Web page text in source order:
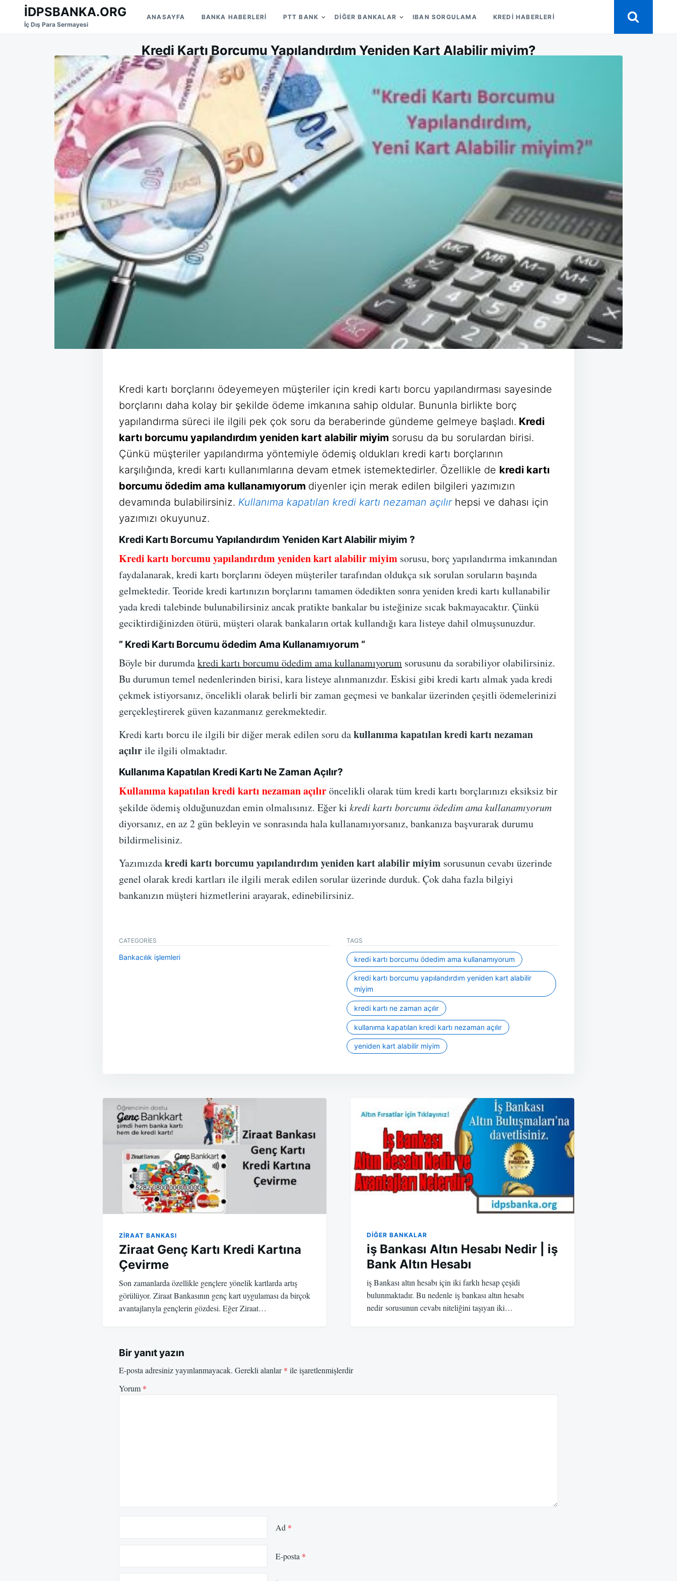
Search
for:
İDPSBANKA.ORG
İç Dış Para Sermayesi
ANASAYFA BANKA HABERLERI PTT BANK DIĞER BANKALAR IBAN SORGULAMA KREDI HABERLERI
Kredi Kartı Borcumu Yapılandırdım Yeniden Kart Alabilir miyim?
SELIN BIRCAN on 23/03/2017
BORCUMU
YAPILANDIRDIM
YENIDEN
KART
ALABILIR
MIYIM?
Kredi kartı borçlarını ödeyemeyen müşteriler için kredi kartı borcu yapılandırması sayesinde
borçlarını daha kolay bir şekilde ödeme imkanına sahip oldular. Bununla birlikte borç
yapılandırma süreci ile ilgili pek çok soru da beraberinde gündeme gelmeye başladı. Kredi
kartı borcumu yapılandırdım yeniden kart alabilir miyim sorusu da bu sorulardan birisi.
Çünkü müşteriler yapılandırma yöntemiyle ödemiş oldukları kredi kartı borçlarının
karşılığında, kredi kartı kullanımlarına devam etmek istemektedirler. Özellikle de kredi kartı
borcumu ödedim ama kullanamıyorum diyenler için merak edilen bilgileri yazımızın
devamında bulabilirsiniz. Kullanıma kapatılan kredi kartı nezaman açılırhepsi ve dahası için
yazımızı okuyunuz.
Kredi Kartı Borcumu Yapılandırdım Yeniden Kart Alabilir miyim ?
Kredi kartı borcumu yapılandırdım yeniden kart alabilir miyim sorusu, borç yapılandırma imkanından
faydalanarak, kredi kartı borçlarını ödeyen müşteriler tarafından oldukça sık sorulan soruların başında
gelmektedir. Teoride kredi kartınızın borçlarını tamamen ödedikten sonra yeniden kredi kartı kullanabilir
yada kredi talebinde bulunabilirsiniz ancak pratikte bankalar bu isteğinize sıcak bakmayacaktır. Çünkü
geciktirdiğinizden ötürü, müşteri olarak bankaların ortak kullandığı kara listeye dahil olmuşsunuzdur.
” Kredi Kartı Borcumu ödedim Ama Kullanamıyorum “
Böyle bir durumdakredi kartı borcumu ödedim ama kullanamıyorum sorusunu da sorabiliyor olabilirsiniz.
Bu durumun temel nedenlerinden birisi, kara listeye alınmanızdır. Eskisi gibi kredi kartı almak yada kredi
çekmek istiyorsanız, öncelikli olarak belirli bir zaman geçmesi ve bankalar üzerinden çeşitli ödemelerinizi
gerçekleştirerek güven kazanmanız gerekmektedir.
Kredi kartı borcu ile ilgili bir diğer merak edilen soru dakullanıma kapatılan kredi kartı nezaman
açılırile ilgili olmaktadır.
Kullanıma Kapatılan Kredi Kartı Ne Zaman Açılır?
Kullanıma kapatılan kredi kartı nezaman açılıröncelikli olarak tüm kredi kartı borçlarınızı eksiksiz bir
şekilde ödemiş olduğunuzdan emin olmalısınız. Eğer ki kredi kartı borcumu ödedim ama kullanamıyorum
diyorsanız, en az 2 gün bekleyin ve sonrasında hala kullanamıyorsanız, bankanıza başvurarak durumu
bildirmelisiniz.
Yazımızdakredi kartı borcumu yapılandırdım yeniden kart alabilir miyim sorusunun cevabı üzerinde
genel olarak kredi kartları ile ilgili merak edilen sorular üzerinde durduk. Çok daha fazla bilgiyi
bankanızın müşteri hizmetlerini arayarak, edinebilirsiniz.
CATEGORIES
Bankacılık işlemleri
TAGS
kredi kartı borcumu ödedim ama kullanamıyorum
kredi kartı borcumu yapılandırdım yeniden kart alabilir
miyim
kredi kartı ne zaman açılır
kullanıma kapatılan kredi kartı nezaman açılır
yeniden kart alabilir miyim
gezinmesi
ZIRAAT BANKASI
Ziraat Genç Kartı Kredi Kartına
Çevirme
Son zamanlarda özellikle gençlere yönelik kartlarda artış
görülüyor. Ziraat Bankasının genç kart uygulaması da birçok
avantajlarıyla gençlerin gözdesi. Eğer Ziraat…
DIĞER BANKALAR
iş Bankası Altın Hesabı Nedir | iş
Bank Altın Hesabı
iş Bankası altın hesabı için iki farklı hesap çeşidi
bulunmaktadır. Bu nedenle iş bankası altın hesabı
nedir sorusunun cevabı niteliğini taşıyan iki…
Bir yanıt yazın
E-posta adresiniz yayınlanmayacak. Gerekli alanlar* ile işaretlenmişlerdir
Yorum *
Ad *
E-posta *